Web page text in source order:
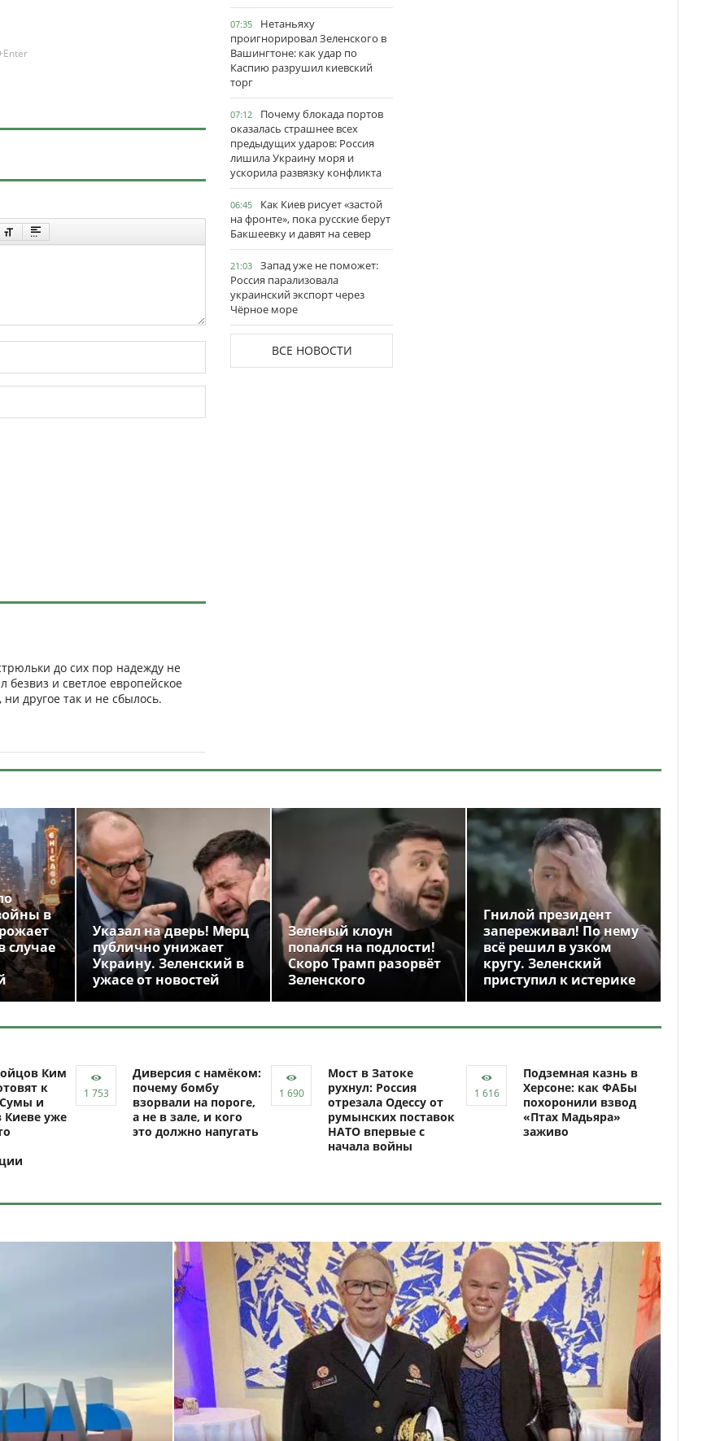
до сих пор надежду не
безвиз и светлое европейское
другое так и не сбылось.
07:35
Нетаньяху
проигнорировал Зеленского в
Вашингтоне: как удар по
Каспию разрушил киевский
торг
07:12
Почему блокада портов
оказалась страшнее всех
предыдущих ударов: Россия
лишила Украину моря и
ускорила развязку конфликта
06:45
Как Киев рисует «застой
на фронте», пока русские берут
Бакшеевку и давят на север
21:03
Запад уже не поможет:
Россия парализовала
украинский экспорт через
Чёрное море
ВСЕ НОВОСТИ
в
случае
Указал на дверь! Мерц
публично унижает
Украину. Зеленский в
ужасе от новостей
Зеленый клоун
попался на подлости!
Скоро Трамп разорвёт
Зеленского
Гнилой президент
запереживал! По нему
всё решил в узком
кругу. Зеленский
приступил к истерике
Ким
к
и
Киеве уже
Диверсия с намёком:
почему бомбу
взорвали на пороге,
а не в зале, и кого
это должно напугать
Мост в Затоке
рухнул: Россия
отрезала Одессу от
румынских поставок
НАТО впервые с
начала войны
Подземная казнь в
Херсоне: как ФАБы
похоронили взвод
«Птах Мадьяра»
заживо